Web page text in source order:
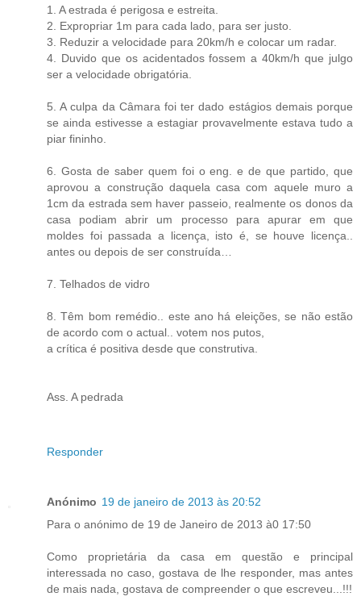
1. A estrada é perigosa e estreita.
2. Expropriar 1m para cada lado, para ser justo.
3. Reduzir a velocidade para 20km/h e colocar um radar.
4. Duvido que os acidentados fossem a 40km/h que julgo
ser a velocidade obrigatória.
5. A culpa da Câmara foi ter dado estágios demais porque
se ainda estivesse a estagiar provavelmente estava tudo a
piar fininho.
6. Gosta de saber quem foi o eng. e de que partido, que
aprovou a construção daquela casa com aquele muro a
1cm da estrada sem haver passeio, realmente os donos da
casa podiam abrir um processo para apurar em que
moldes foi passada a licença, isto é, se houve licença..
antes ou depois de ser construída…
7. Telhados de vidro
8. Têm bom remédio.. este ano há eleições, se não estão
de acordo com o actual.. votem nos putos,
a crítica é positiva desde que construtiva.
Ass. A pedrada
Responder
Anónimo 19 de janeiro de 2013 às 20:52
Para o anónimo de 19 de Janeiro de 2013 à0 17:50
Como proprietária da casa em questão e principal
interessada no caso, gostava de lhe responder, mas antes
de mais nada, gostava de compreender o que escreveu...!!!